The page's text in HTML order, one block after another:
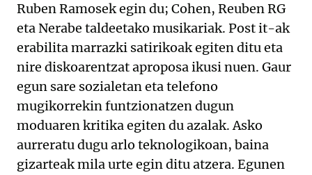
Ruben Ramosek egin du; Cohen, Reuben RG
eta Nerabe taldeetako musikariak. Post it-ak
erabilita marrazki satirikoak egiten ditu eta
nire diskoarentzat aproposa ikusi nuen. Gaur
egun sare sozialetan eta telefono
mugikorrekin funtzionatzen dugun
moduaren kritika egiten du azalak. Asko
aurreratu dugu arlo teknologikoan, baina
gizarteak mila urte egin ditu atzera. Egunen